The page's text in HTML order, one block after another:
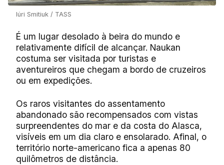
Iúri Smitiuk / TASS
É um lugar desolado à beira do mundo e
relativamente difícil de alcançar. Naukan
costuma ser visitada por turistas e
aventureiros que chegam a bordo de cruzeiros
ou em expedições.
Os raros visitantes do assentamento
abandonado são recompensados com vistas
surpreendentes do mar e da costa do Alasca,
visíveis em um dia claro e ensolarado. Afinal, o
território norte-americano fica a apenas 80
quilômetros de distância.